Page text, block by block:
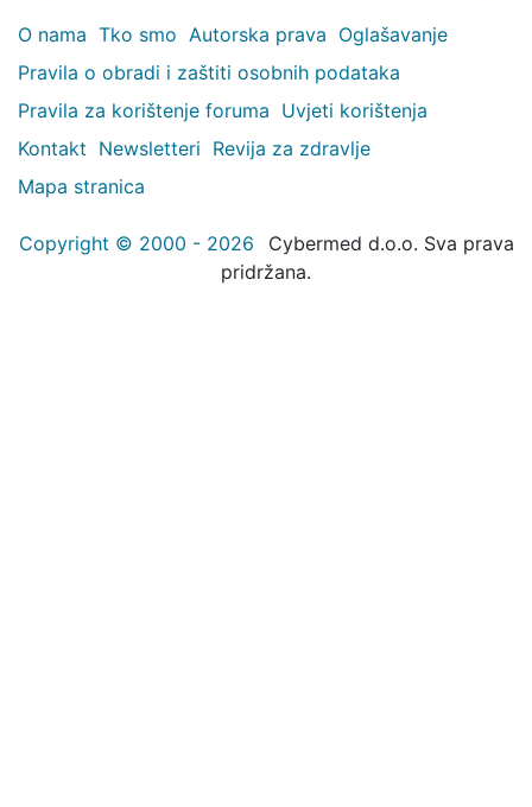
O nama Tko smo Autorska prava Oglašavanje
Pravila o obradi i zaštiti osobnih podataka
Pravila za korištenje foruma Uvjeti korištenja
Kontakt Newsletteri Revija za zdravlje
Mapa stranica
Copyright © 2000 - 2026
Cybermed d.o.o. Sva prava
pridržana.